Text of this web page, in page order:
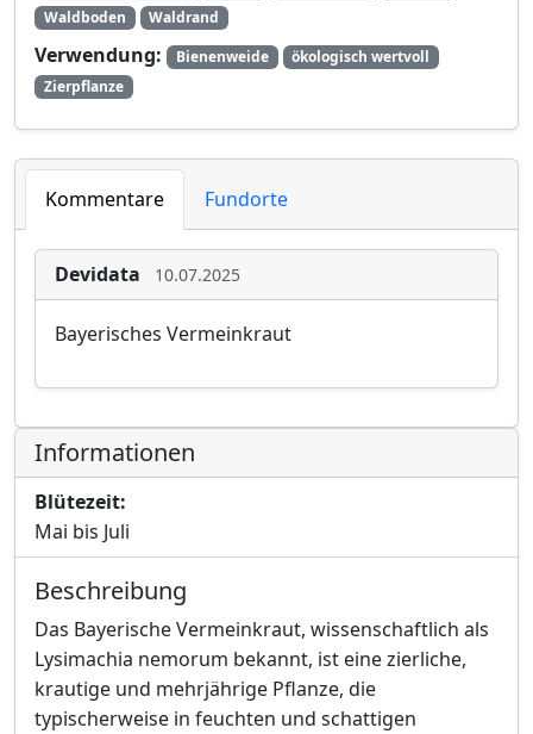
Waldboden
Waldrand
Verwendung: Bienenweide
ökologisch wertvoll
Zierpflanze
Kommentare Fundorte
Devidata 10.07.2025
Bayerisches Vermeinkraut
Informationen
Blütezeit:
Mai bis Juli
Beschreibung
Das Bayerische Vermeinkraut, wissenschaftlich als
Lysimachia nemorum bekannt, ist eine zierliche,
krautige und mehrjährige Pflanze, die
typischerweise in feuchten und schattigen